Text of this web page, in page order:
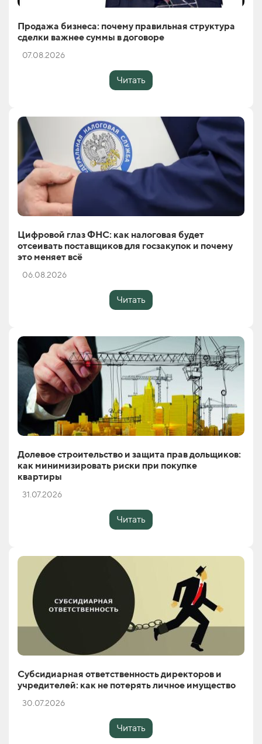
Продажа бизнеса: почему правильная структура
сделки важнее суммы в договоре
07.08.2026
Читать
Цифровой глаз ФНС: как налоговая будет
отсеивать поставщиков для госзакупок и почему
это меняет всё
06.08.2026
Читать
Долевое строительство и защита прав дольщиков:
как минимизировать риски при покупке
квартиры
31.07.2026
Читать
Субсидиарная ответственность директоров и
учредителей: как не потерять личное имущество
30.07.2026
Читать